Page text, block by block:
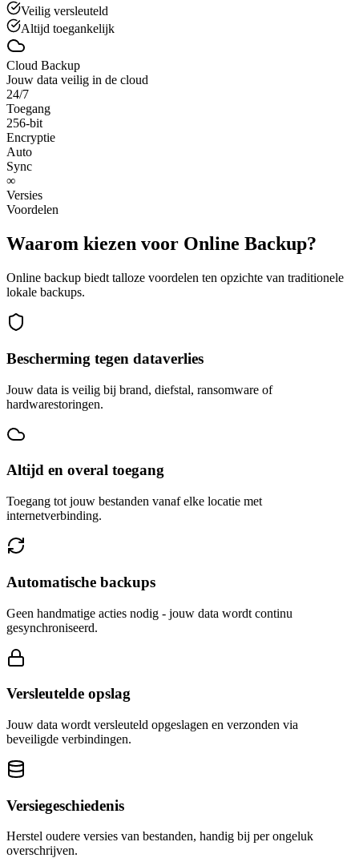
Veilig versleuteld
Altijd toegankelijk
Cloud Backup
Jouw data veilig in de cloud
24/7
Toegang
256-bit
Encryptie
Auto
Sync
∞
Versies
Voordelen
Waarom kiezen voor Online Backup?
Online backup biedt talloze voordelen ten opzichte van traditionele
lokale backups.
Bescherming tegen dataverlies
Jouw data is veilig bij brand, diefstal, ransomware of
hardwarestoringen.
Altijd en overal toegang
Toegang tot jouw bestanden vanaf elke locatie met
internetverbinding.
Automatische backups
Geen handmatige acties nodig - jouw data wordt continu
gesynchroniseerd.
Versleutelde opslag
Jouw data wordt versleuteld opgeslagen en verzonden via
beveiligde verbindingen.
Versiegeschiedenis
Herstel oudere versies van bestanden, handig bij per ongeluk
overschrijven.